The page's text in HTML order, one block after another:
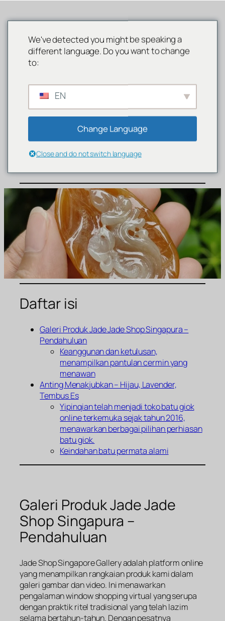
ke
kontenSingapura
Galeri Perhiasan Giok Giok
Toko Giok Singapura
Perhiasan Giok Elegan yang
Tak Lekang oleh Waktu
Daftar isi
Galeri Produk Jade Jade Shop Singapura –
Pendahuluan
Keanggunan dan ketulusan,
menampilkan pantulan cermin yang
menawan
Anting Menakjubkan – Hijau, Lavender,
Tembus Es
Yipinqian telah menjadi toko batu giok
online terkemuka sejak tahun 2016,
menawarkan berbagai pilihan perhiasan
batu giok.
Keindahan batu permata alami
Galeri Produk Jade Jade
Shop Singapura –
Pendahuluan
Jade Shop Singapore Gallery adalah platform online
yang menampilkan rangkaian produk kami dalam
galeri gambar dan video. Ini menawarkan
pengalaman window shopping virtual yang serupa
dengan praktik ritel tradisional yang telah lazim
selama bertahun-tahun. Dengan pesatnya
We've detected you might be speaking a
different language. Do you want to change
to:
EN
Change Language
Close and do not switch language